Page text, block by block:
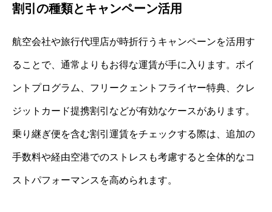
割引の種類とキャンペーン活用
航空会社や旅行代理店が時折行うキャンペーンを活用す
ることで、通常よりもお得な運賃が手に入ります。ポイ
ントプログラム、フリークェントフライヤー特典、クレ
ジットカード提携割引などが有効なケースがあります。
乗り継ぎ便を含む割引運賃をチェックする際は、追加の
手数料や経由空港でのストレスも考慮すると全体的なコ
ストパフォーマンスを高められます。